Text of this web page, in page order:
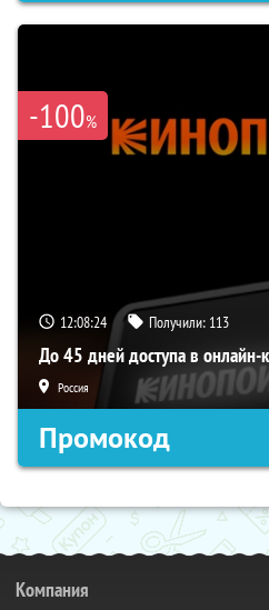
-100%
12:08:24 Получили: 113
До 45 дней доступа в онлайн-
Россия
Промокод
Компания